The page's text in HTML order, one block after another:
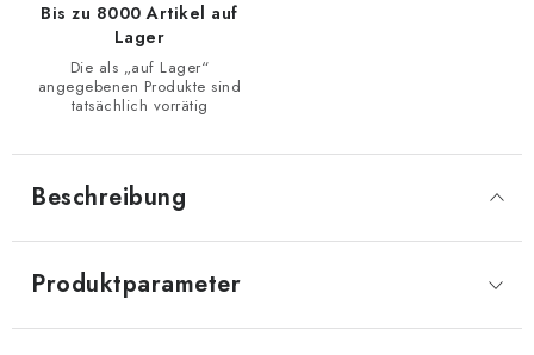
Bis zu 8000 Artikel auf
Lager
Die als „auf Lager“
angegebenen Produkte sind
tatsächlich vorrätig
Beschreibung
Produktparameter